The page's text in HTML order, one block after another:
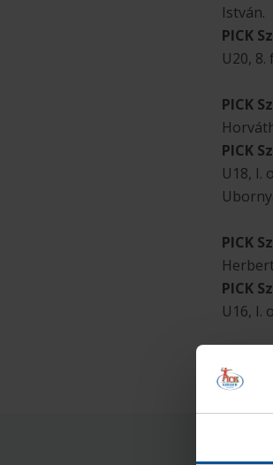
István.
PICK
U20,
PICK
PICK
U18, I.
PICK
PICK
U16, I.
5,